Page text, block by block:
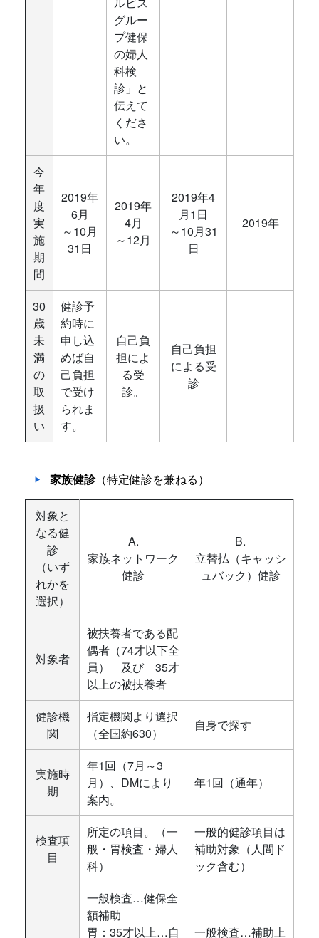
グルー
プ健保
の婦人
科検
診」と
伝えて
くださ
い。
今
年
度
実
施
期
間
2019年
6月
～10月
31日
2019年
4月
～12月
2019年4
月1日
～10月31
日
2019年
30
歳
未
満
の
取
扱
い
健診予
約時に
申し込
めば自
己負担
で受け
られま
す。
自己負
担によ
る受
診。
自己負担
による受
診
家族健診（特定健診を兼ねる）
対象と
なる健
診
（いず
れかを
選択）
A.
家族ネットワーク
健診
B.
立替払（キャッシ
ュバック）健診
対象者
被扶養者である配
偶者（74才以下全
員） 及び 35才
以上の被扶養者
健診機
関
指定機関より選択
（全国約630）
自身で探す
実施時
期
年1回（7月～3
月）、DMにより
案内。
年1回（通年）
検査項
目
所定の項目。（一
般・胃検査・婦人
科）
一般的健診項目は
補助対象（人間ド
ック含む）
一般検査…健保全
額補助
胃：35才以上…自
一般検査…補助上